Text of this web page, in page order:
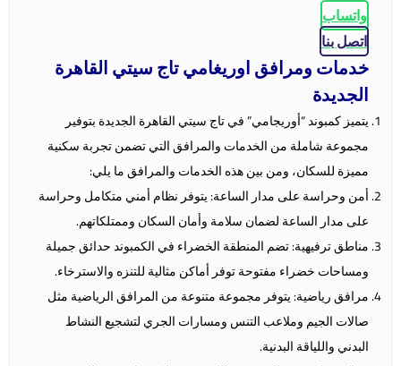
واتساب
اتصل بنا
خدمات ومرافق اوريغامي تاج سيتي القاهرة
الجديدة
يتميز كمبوند “أوريجامي” في تاج سيتي القاهرة الجديدة بتوفير
مجموعة شاملة من الخدمات والمرافق التي تضمن تجربة سكنية
مميزة للسكان، ومن بين هذه الخدمات والمرافق ما يلي:
أمن وحراسة على مدار الساعة: يتوفر نظام أمني متكامل وحراسة
على مدار الساعة لضمان سلامة وأمان السكان وممتلكاتهم.
مناطق ترفيهية: تضم المنطقة الخضراء في الكمبوند حدائق جميلة
ومساحات خضراء مفتوحة توفر أماكن مثالية للتنزه والاسترخاء.
مرافق رياضية: يتوفر مجموعة متنوعة من المرافق الرياضية مثل
صالات الجيم وملاعب التنس ومسارات الجري لتشجيع النشاط
البدني واللياقة البدنية.